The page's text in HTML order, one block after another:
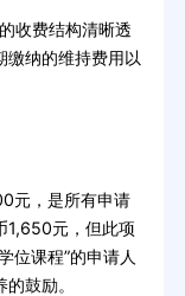
收费结构清晰透
缴纳的维持费用以
元，是所有申请
1,650元，但此项
位课程”的申请人
鼓励。